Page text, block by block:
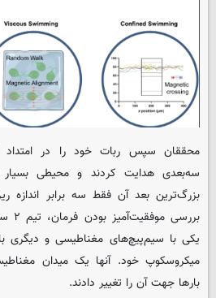
محققان سپس ربات خود را در امتداد
سه‌بعدی هدایت کردند و محیطی بسیار
بزرگ‌ترین بعد آن فقط سه برابر اندازه
یکی با سیم‌پیچ‌های مغناطیسی و دیگری
میکروسکوپ خود. آنها یک میدان
بارها جهت آن را تغییر دادند.